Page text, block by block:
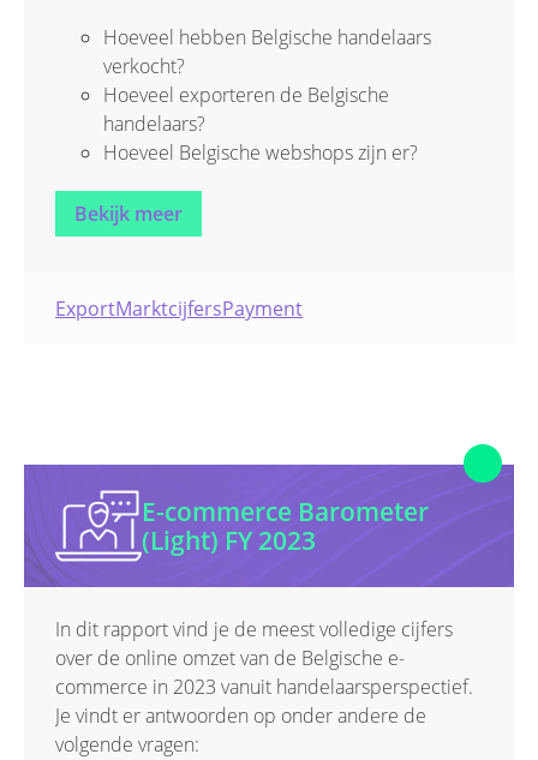
Hoeveel hebben Belgische handelaars
verkocht?
Hoeveel exporteren de Belgische
handelaars?
Hoeveel Belgische webshops zijn er?
Wat zijn de meest verkochte product- of
dienstcategorieën?
Wat zijn de topperioden voor de Belgische
e-commerce?
Bekijk meer
ExportMarktcijfersPayment
E-commerce Barometer
(Light) FY 2023
In dit rapport vind je de meest volledige cijfers
over de online omzet van de Belgische e-
commerce in 2023 vanuit handelaarsperspectief.
Je vindt er antwoorden op onder andere de
volgende vragen: